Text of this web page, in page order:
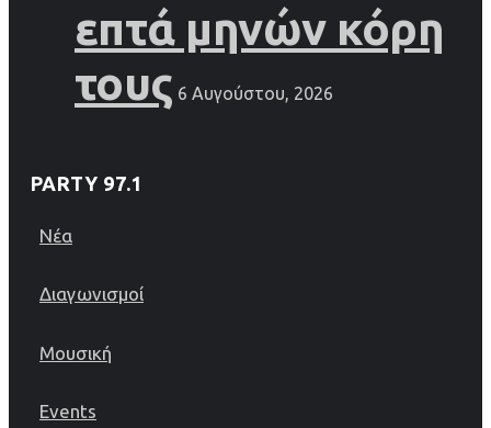
επτά μηνών κόρη
τους 6 Αυγούστου, 2026
PARTY 97.1
Νέα
Διαγωνισμοί
Μουσική
Events